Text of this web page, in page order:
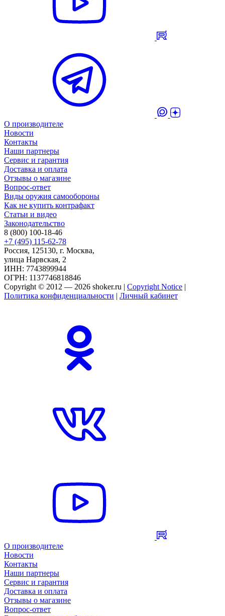
О производителе
Новости
Контакты
Наши партнеры
Сервис и гарантия
Доставка и оплата
Отзывы о магазине
Вопрос-ответ
Виды оружия самообороны
Как не купить контрафакт
Статьи и видео
Законодательство
8 (800) 100-18-46
+7 (495) 115-62-78
Россия, 125130, г. Москва,
улица Нарвская, 2
ИНН: 7743899944
ОГРН: 1137746818846
Copyright © 2012 — 2026 shoker.ru | Copyright Notice |
Политика конфиденциальности | Личный кабинет
О производителе
Новости
Контакты
Наши партнеры
Сервис и гарантия
Доставка и оплата
Отзывы о магазине
Вопрос-ответ